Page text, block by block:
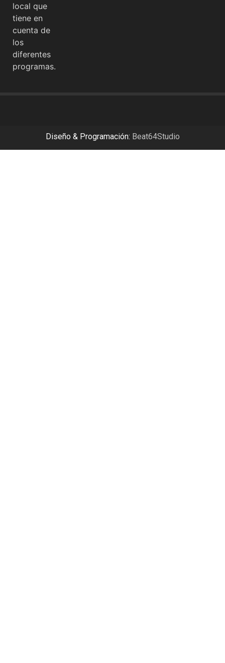
local que
tiene en
cuenta de
los
diferentes
programas.
Diseño & Programación: Beat64Studio